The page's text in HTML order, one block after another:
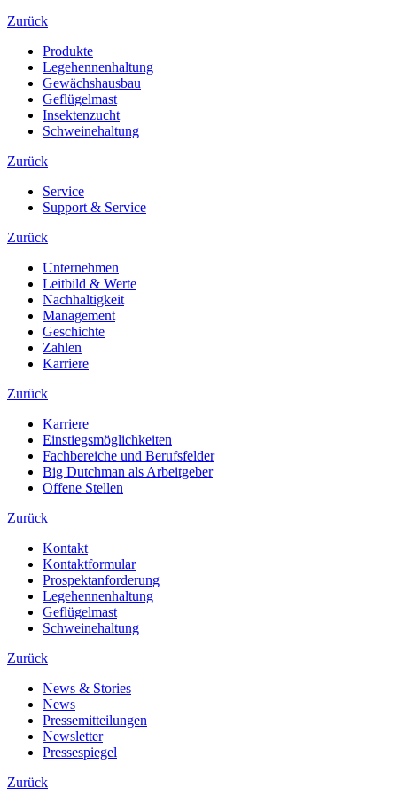
Zurück
Produkte
Legehennenhaltung
Gewächshausbau
Geflügelmast
Insektenzucht
Schweinehaltung
Zurück
Service
Support & Service
Zurück
Unternehmen
Leitbild & Werte
Nachhaltigkeit
Management
Geschichte
Zahlen
Karriere
Zurück
Karriere
Einstiegsmöglichkeiten
Fachbereiche und Berufsfelder
Big Dutchman als Arbeitgeber
Offene Stellen
Zurück
Kontakt
Kontaktformular
Prospektanforderung
Legehennenhaltung
Geflügelmast
Schweinehaltung
Zurück
News & Stories
News
Pressemitteilungen
Newsletter
Pressespiegel
Zurück